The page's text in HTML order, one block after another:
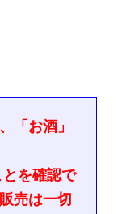
「お酒」
を確認で
売は一切